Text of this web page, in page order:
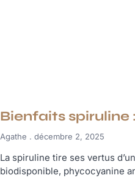
Bienfaits spiruline
Agathe décembre 2, 2025
La spiruline tire ses vertus
biodisponible, phycocyanine